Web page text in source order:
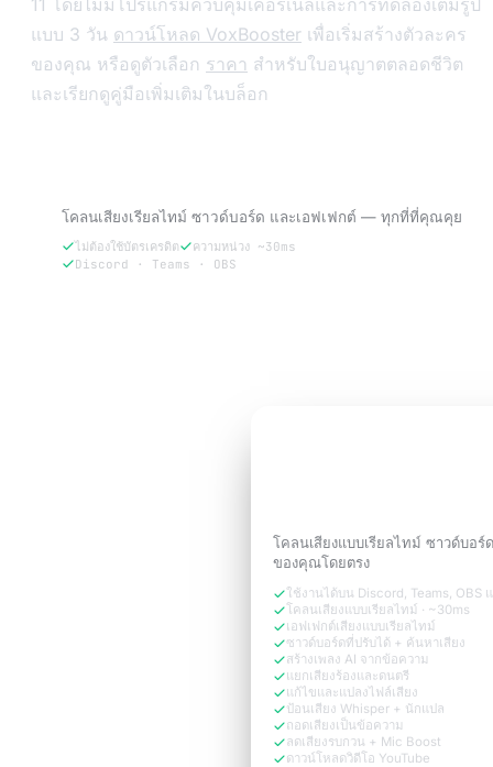
แบบ 3 วัน ดาวน์โหลด VoxBooster เพื่อเริ่มสร้างตัวละคร
ของคุณ หรือดูตัวเลือก ราคา สำหรับใบอนุญาตตลอดชีวิต
และเรียกดูคู่มือเพิ่มเติมในบล็อก
โคลนเสียงเรียลไทม์ ซาวด์บอร์ด และเอฟเฟกต์ — ทุกที่ที่คุณคุย
ไม่ต้องใช้บัตรเครดิต
ความหน่วง ~30ms
Discord · Teams · OBS
โคลนเสียงแบบเรียลไทม์ ซาวด์บอ
ของคุณโดยตรง
ใช้งานได้บน Discord, Teams, OBS
โคลนเสียงแบบเรียลไทม์ · ~30ms
เอฟเฟกต์เสียงแบบเรียลไทม์
ซาวด์บอร์ดที่ปรับได้ + ค้นหาเสียง
สร้างเพลง AI จากข้อความ
แยกเสียงร้องและดนตรี
แก้ไขและแปลงไฟล์เสียง
ป้อนเสียง Whisper + นักแปล
ถอดเสียงเป็นข้อความ
ลดเสียงรบกวน + Mic Boost
ดาวน์โหลดวิดีโอ YouTube